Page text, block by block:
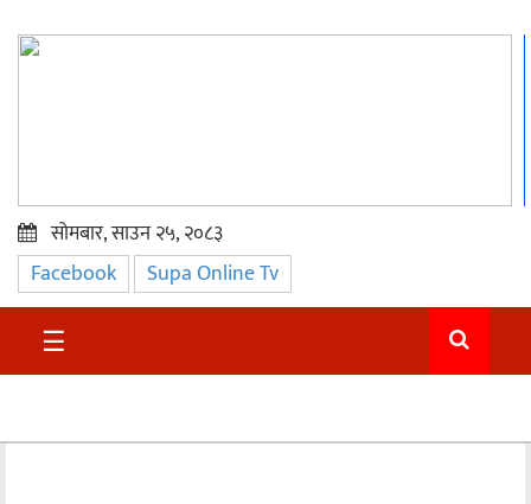
प्रमुख
समाचार
सुदुर
सोमबार, साउन २५, २०८३
Facebook Supa Online Tv
☰